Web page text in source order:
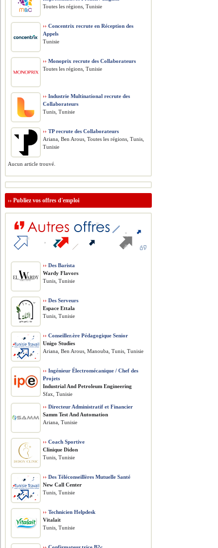
Toutes les régions, Tunisie
›› Concentrix recrute en Réception des
Appels
Tunisie
›› Monoprix recrute des Collaborateurs
Toutes les régions, Tunisie
›› Industrie Multinational recrute des
Collaborateurs
Tunis, Tunisie
›› TP recrute des Collaborateurs
Ariana, Ben Arous, Toutes les régions, Tunis,
Tunisie
Aucun article trouvé.
››Publiez vos offres d'emploi
›› Des Barista
Wardy Flavors
Tunis, Tunisie
›› Des Serveurs
Espace Ettala
Tunis, Tunisie
›› Conseiller.ère Pédagogique Senior
Unigo Studies
Ariana, Ben Arous, Manouba, Tunis, Tunisie
›› Ingénieur Électromécanique / Chef des
Projets
​Industrial And Petroleum Engineering
Sfax, Tunisie
›› Directeur Administratif et Financier
Samm Test And Automation
Ariana, Tunisie
›› Coach Sportive
Clinique Didon
Tunis, Tunisie
›› Des Téléconseillères Mutuelle Santé
New Call Center
Tunis, Tunisie
›› Technicien Helpdesk
Vitalait
Tunis, Tunisie